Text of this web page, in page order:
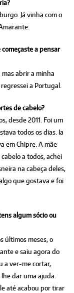
Já vinha com o
a pensar
mas abrir a minha
a Portugal.
de cabelo?
desde 2011. Foi um
todos os dias. Ia
em Chipre. A mãe
a todos, achei
na cabeça deles,
que gostava e foi
algum sócio ou
últimos meses, o
e saiu agora do
a ver-me cortar,
dar uma ajuda.
até acabou por tirar